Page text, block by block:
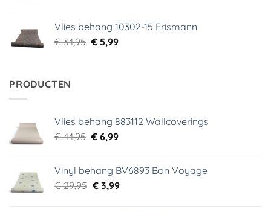
€ 34,95.€ 5,99.
Vlies behang 10302-15 Erismann
€34,95 Oorspronkelijke
€5,99Huidige
PRODUCTEN
Vlies behang 883112 Wallcoverings
€44,95 Oorspronkelijke
€ 44,95.
€6,99Huidige
€ 6,99.
Vinyl behang BV6893 Bon Voyage
€29,95 Oorspronkelijke
€3,99Huidige